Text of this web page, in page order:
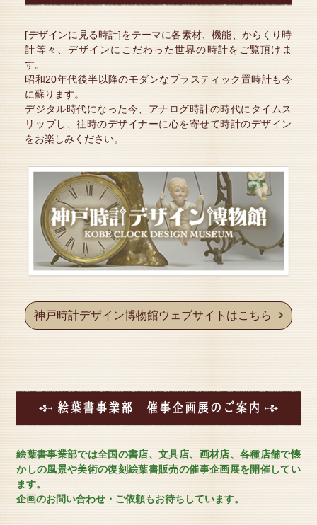
2022年12月03日
4館ミュージアム ≪2022-2023≫ ～年末年始のお知ら
せ～
神戸ドールミュージアム / 神戸時計デザイン博物館 /
絵葉書資料館 / 藤野美術館 （4館）
休館日：2022年12月28日（水曜日）～2023年1月5日
（木曜日）迄休館
※年内は、12月27日（火曜日）まで
※年始は、1月6日（金曜日）より通常入館ご予約承り
ます。
【ご予約はこちらから】↓
2022年11月12日
『 縁結び大学 』サイトに当館が紹介されました！
記事紹介ページはこちら
[デザインに見る時計]をテーマに各素材、機能、からくり時
計等々、デザインにこだわった世界の時計をご覧頂けま
す。
昭和20年代後半以降のモダンなプラスティック置時計も今
に蘇ります。
デジタル時代になった今、アナログ時計の時代にタイムス
リップし、往時のデザイナーに心を寄せて時計のデザイン
をお楽しみください。
神戸時計デザイン博物館ウェブサイトはこちら
絵葉書事業部 催事企画展のご案内
絵葉書事業部では全国の書店、文具店、画材店、各種店舗で懐
かしの風景や美術の復刻絵葉書販売の催事企画展を開催してい
ます。
企画のお問い合わせ・ご依頼もお待ちしています。